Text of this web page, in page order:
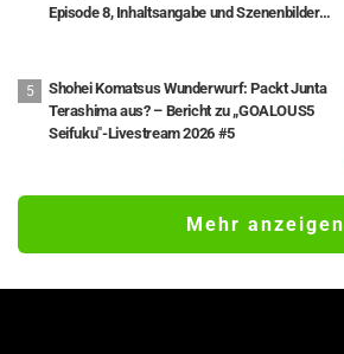
Episode 8, Inhaltsangabe und Szenenbilder
Shohei Komatsus Wunderwurf: Packt Junta
Terashima aus? – Bericht zu „GOALOUS5
Seifuku"-Livestream 2026 #5
Mehr anzeigen